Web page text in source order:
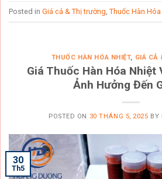
Posted in Giá cả & Thị trường Thuốc Hàn
THUỐC HÀN HÓA NHIỆT, GIÁ CẢ
Giá Thuốc Hàn Hóa Nhiệt
Ảnh Hưởng Đến
POSTED ON 30 THÁNG 5, 2025 BY
30
Th5